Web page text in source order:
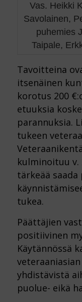
Vas. Heikki
Savolainen,
puhemies
Taipale,
Tavoitteina
itsenäinen
korotus 200
etuuksia
parannuksia.
tukeen
kulminoituu v.
tärkeää
tukea.
Päättäjien
positiivinen
Käytännössä
yhdistävistä
puolue- eikä